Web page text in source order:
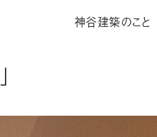
神谷建築のこと